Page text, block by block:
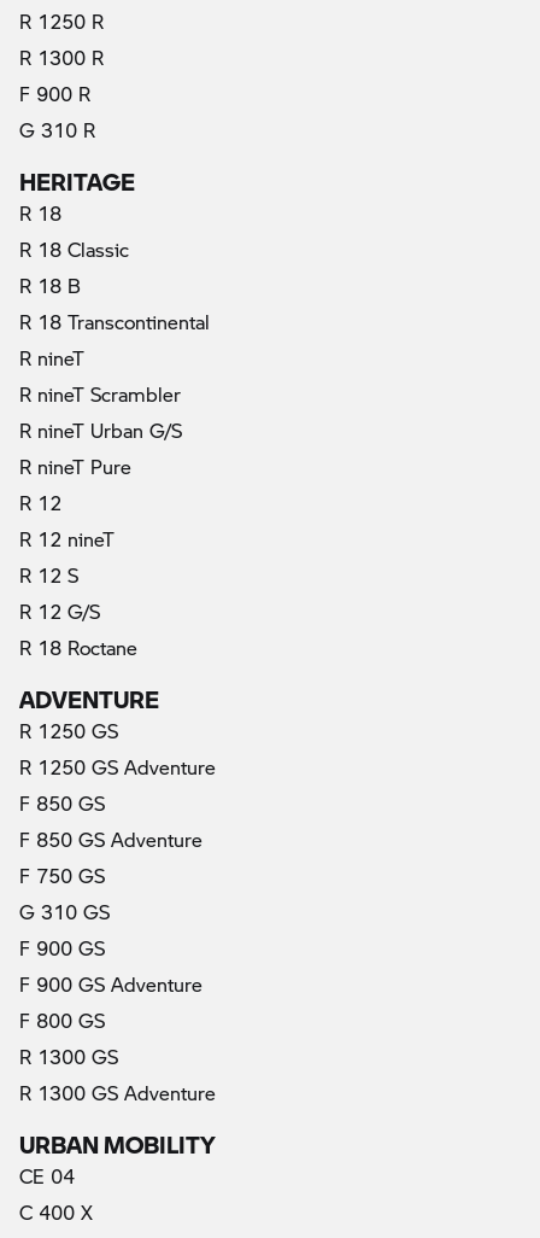
R 1250 R
R 1300 R
F 900 R
G 310 R
HERITAGE
R 18
R 18 Classic
R 18 B
R 18 Transcontinental
R nineT
R nineT Scrambler
R nineT Urban G/S
R nineT Pure
R 12
R 12 nineT
R 12 S
R 12 G/S
R 18 Roctane
ADVENTURE
R 1250 GS
R 1250 GS Adventure
F 850 GS
F 850 GS Adventure
F 750 GS
G 310 GS
F 900 GS
F 900 GS Adventure
F 800 GS
R 1300 GS
R 1300 GS Adventure
URBAN MOBILITY
CE 04
C 400 X